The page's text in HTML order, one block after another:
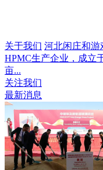
关于我们 河北闲庄和游
HPMC生产企业，成立
亩...
关注我们
最新消息